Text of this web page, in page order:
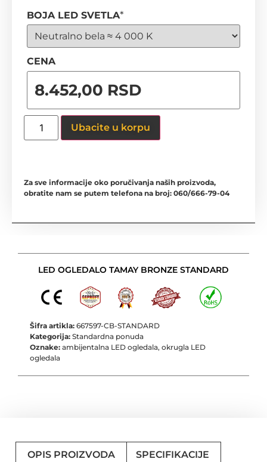
BOJA LED SVETLA*
CENA
Ubacite u korpu
Za sve informacije oko poručivanja naših proizvoda,
obratite nam se putem telefona na broj: 060/666-79-04
LED OGLEDALO TAMAY BRONZE STANDARD
Šifra artikla: 667597-CB-STANDARD
Kategorija: Standardna ponuda
Oznake: ambijentalna LED ogledala, okrugla LED
ogledala
OPIS PROIZVODA SPECIFIKACIJE